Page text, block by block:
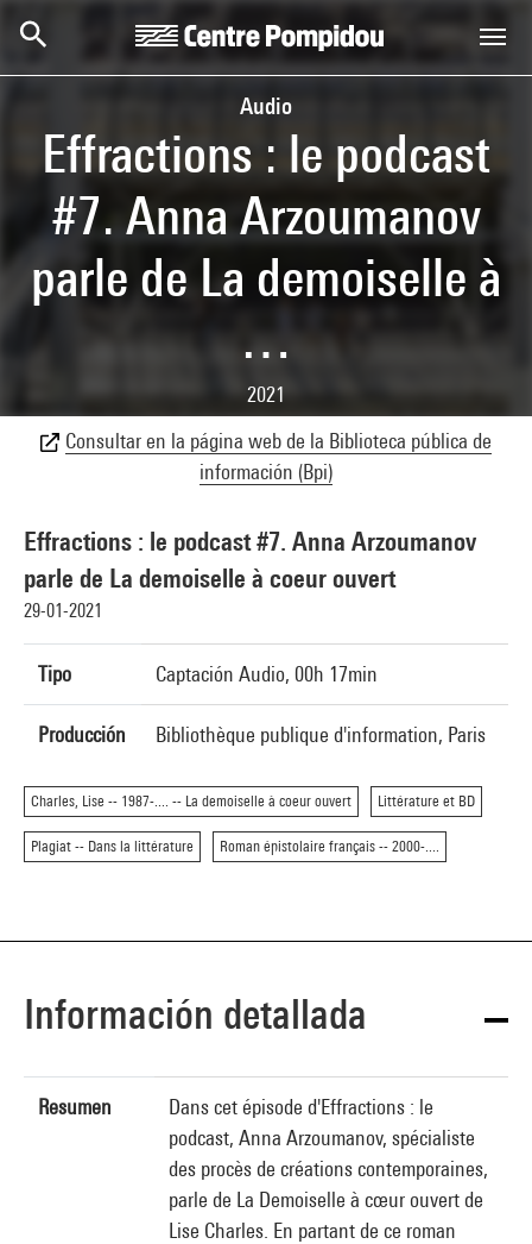
Audio
Effractions : le podcast
#7. Anna Arzoumanov
parle de La demoiselle à
…
2021
Consultar en la página web de la Biblioteca pública de
información (Bpi)
Effractions : le podcast #7. Anna Arzoumanov
parle de La demoiselle à coeur ouvert
29-01-2021
Tipo Captación Audio, 00h 17min
Producción Bibliothèque publique d'information, Paris
Charles, Lise -- 1987-.... -- La demoiselle à coeur ouvert Littérature et BD
Plagiat -- Dans la littérature Roman épistolaire français -- 2000-....
Información detallada
Resumen
Dans cet épisode d'Effractions : le
podcast, Anna Arzoumanov, spécialiste
des procès de créations contemporaines,
parle de La Demoiselle à cœur ouvert de
Lise Charles. En partant de ce roman